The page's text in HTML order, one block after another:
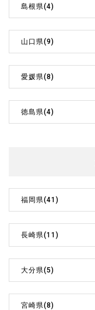
島根県(4)
山口県(9)
愛媛県(8)
徳島県(4)
福岡県(41)
長崎県(11)
大分県(5)
宮崎県(8)